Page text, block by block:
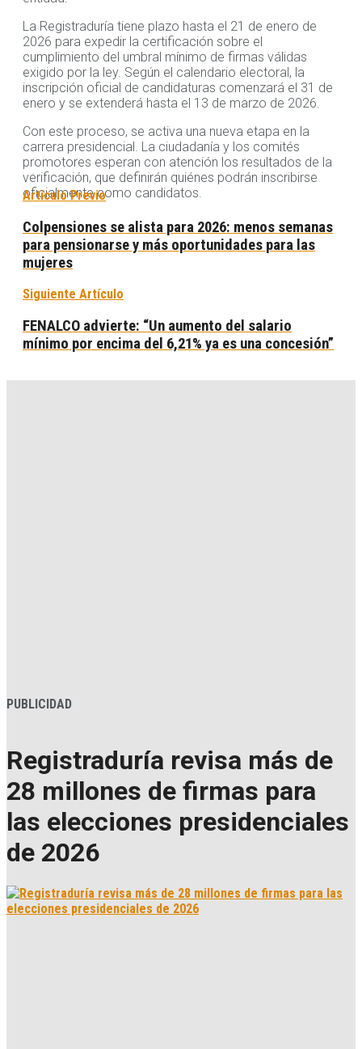
La Registraduría tiene plazo hasta el 21 de enero de
2026 para expedir la certificación sobre el
cumplimiento del umbral mínimo de firmas válidas
exigido por la ley. Según el calendario electoral, la
inscripción oficial de candidaturas comenzará el 31 de
enero y se extenderá hasta el 13 de marzo de 2026.
Con este proceso, se activa una nueva etapa en la
carrera presidencial. La ciudadanía y los comités
promotores esperan con atención los resultados de la
verificación, que definirán quiénes podrán inscribirse
oficialmente como candidatos.
Artículo Previo
Colpensiones se alista para 2026: menos semanas
para pensionarse y más oportunidades para las
mujeres
Siguiente Artículo
FENALCO advierte: “Un aumento del salario
mínimo por encima del 6,21% ya es una concesión”
PUBLICIDAD
Registraduría revisa más de
28 millones de firmas para
las elecciones presidenciales
de 2026